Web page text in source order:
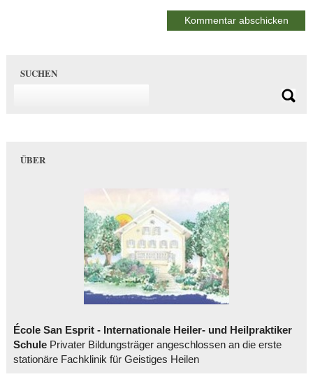
SUCHEN
ÜBER
École San Esprit - Internationale Heiler- und Heilpraktiker
SchulePrivater Bildungsträger angeschlossen an die erste
stationäre Fachklinik für Geistiges Heilen